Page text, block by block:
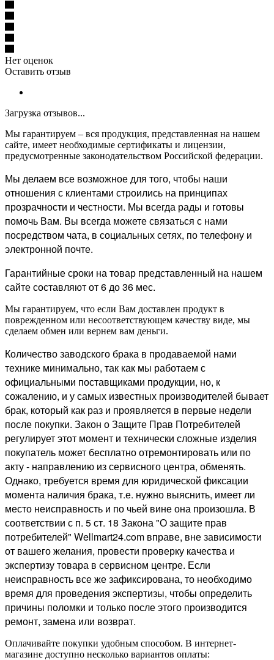
Нет оценок
Оставить отзыв
Загрузка отзывов...
Мы гарантируем – вся продукция, представленная на нашем
сайте, имеет необходимые сертификаты и лицензии,
предусмотренные законодательством Российской федерации.
Мы делаем все возможное для того, чтобы наши
отношения с клиентами строились на принципах
прозрачности и честности. Мы всегда рады и готовы
помочь Вам. Вы всегда можете связаться с нами
посредством чата, в социальных сетях, по телефону и
электронной почте.
Гарантийные сроки на товар представленный на нашем
сайте составляют от 6 до 36 мес.
Мы гарантируем, что если Вам доставлен продукт в
поврежденном или несоответствующем качеству виде, мы
сделаем обмен или вернем вам деньги.
Количество заводского брака в продаваемой нами
технике минимально, так как мы работаем с
официальными поставщиками продукции, но, к
сожалению, и у самых известных производителей бывает
брак, который как раз и проявляется в первые недели
после покупки. Закон о Защите Прав Потребителей
регулирует этот момент и технически сложные изделия
покупатель может бесплатно отремонтировать или по
акту - направлению из сервисного центра, обменять.
Однако, требуется время для юридической фиксации
момента наличия брака, т.е. нужно выяснить, имеет ли
место неисправность и по чьей вине она произошла. В
соответствии с п. 5 ст. 18 Закона "О защите прав
потребителей" Wellmart24.com вправе, вне зависимости
от вашего желания, провести проверку качества и
экспертизу товара в сервисном центре. Если
неисправность все же зафиксирована, то необходимо
время для проведения экспертизы, чтобы определить
причины поломки и только после этого производится
ремонт, замена или возврат.
Оплачивайте покупки удобным способом. В интернет-
магазине доступно несколько вариантов оплаты: